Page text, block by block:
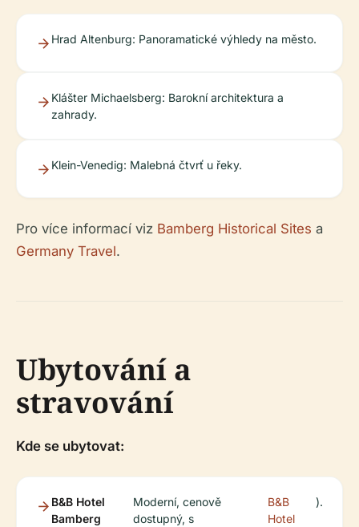
Hrad Altenburg: Panoramatické výhledy na město.
Klášter Michaelsberg: Barokní architektura a
zahrady.
Klein-Venedig: Malebná čtvrť u řeky.
Pro více informací viz Bamberg Historical Sites a
Germany Travel.
Ubytování a
stravování
Kde se ubytovat:
B&B Hotel
Bamberg
Moderní, cenově
dostupný, s
B&B
Hotel
).